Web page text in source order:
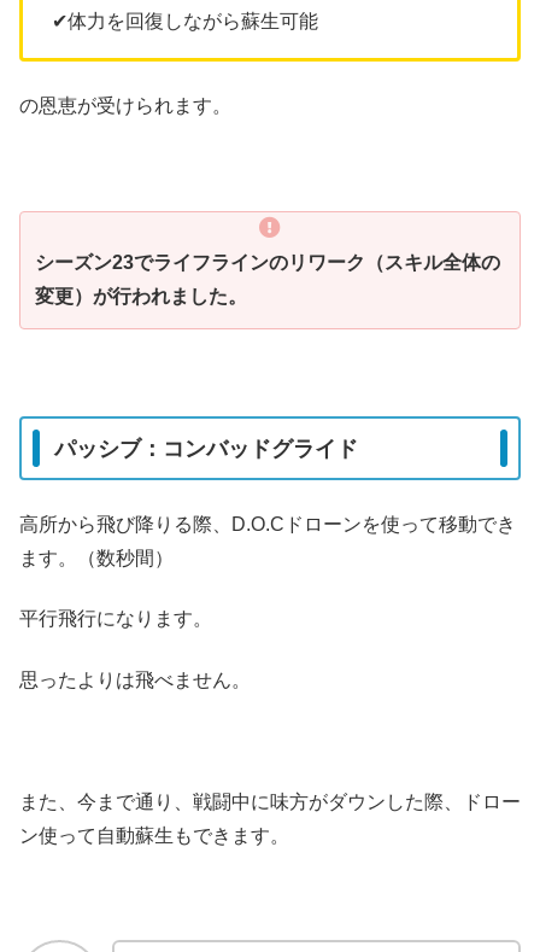
✔︎体力を回復しながら蘇生可能
の恩恵が受けられます。
シーズン23でライフラインのリワーク（スキル全体の
変更）が行われました。
パッシブ：コンバッドグライド
高所から飛び降りる際、D.O.Cドローンを使って移動でき
ます。（数秒間）
平行飛行になります。
思ったよりは飛べません。
また、今まで通り、戦闘中に味方がダウンした際、ドロー
ン使って自動蘇生もできます。